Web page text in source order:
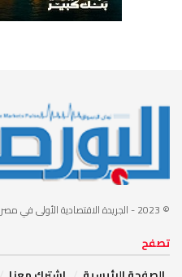
© 2023 - الجريدة الاقتصادية الأولى في مصر
تصفح